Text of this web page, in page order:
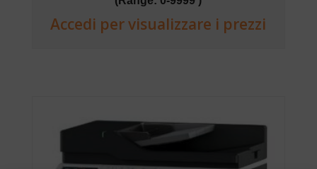
Accedi per visualizzare i prezzi